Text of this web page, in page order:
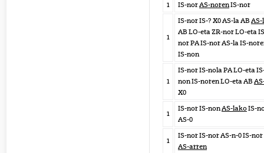
1
IS-norAS-norenIS-nor
1
IS-nor IS-? X0 AS-la AB AS-
AB LO-eta ZR-nor LO-eta
nor PA IS-nor AS-la IS-
IS-non
1
IS-nor IS-nola PA LO-eta
non IS-noren LO-eta AB
X0
1
IS-nor IS-nonAS-lakoIS-
AS-0
1
IS-nor IS-nor AS-n-0 IS-nor
AS-arren